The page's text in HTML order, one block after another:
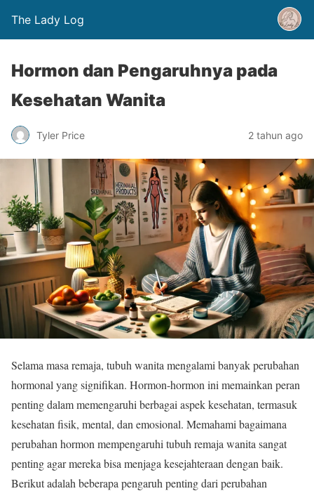
The Lady Log
Hormon dan Pengaruhnya pada
Kesehatan Wanita
Tyler Price 2 tahun ago
Selama masa remaja, tubuh wanita mengalami banyak perubahan
hormonal yang signifikan. Hormon-hormon ini memainkan peran
penting dalam memengaruhi berbagai aspek kesehatan, termasuk
kesehatan fisik, mental, dan emosional. Memahami bagaimana
perubahan hormon mempengaruhi tubuh remaja wanita sangat
penting agar mereka bisa menjaga kesejahteraan dengan baik.
Berikut adalah beberapa pengaruh penting dari perubahan